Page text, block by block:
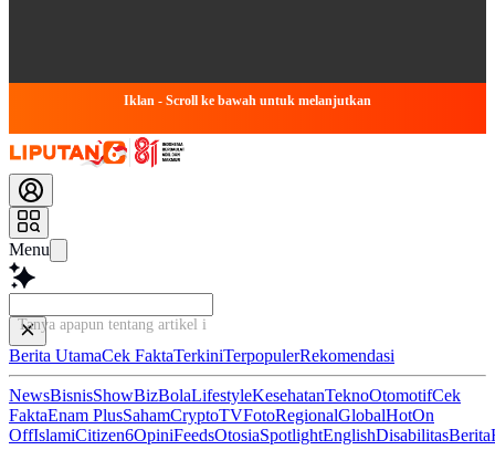
Iklan - Scroll ke bawah untuk melanjutkan
Menu
Tanya apapun tentang artikel ini...
Berita UtamaCek FaktaTerkiniTerpopulerRekomendasi
NewsBisnisShowBizBolaLifestyleKesehatanTeknoOtomotifCek
FaktaEnam PlusSahamCryptoTVFotoRegionalGlobalHotOn
OffIslamiCitizen6OpiniFeedsOtosiaSpotlightEnglishDisabilitasBerita